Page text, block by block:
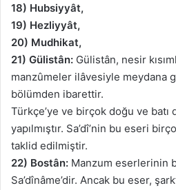
18) Hubsiyyât,
19) Hezliyyât,
20) Mudhikat,
21) Gülistân: Gülistân, nesir
manzûmeler ilâvesiyle meydana
bölümden ibarettir.
Türkçe’ye ve birçok doğu ve
yapılmıştır. Sa’dî’nin bu eseri
taklid edilmiştir.
22) Bostân: Manzum eserlerinin
Sa’dînâme’dir. Ancak bu eser,